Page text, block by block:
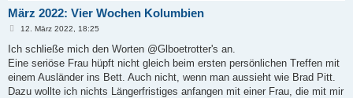
März 2022: Vier Wochen Kolumbien
B
i
r
a
12. März 2022, 18:25
Ich schließe mich den Worten @Glboetrotter's an.
Eine seriöse Frau hüpft nicht gleich beim ersten persönlichen Treffen mit
einem Ausländer ins Bett. Auch nicht, wenn man aussieht wie Brad Pitt.
Dazu wollte ich nichts Längerfristiges anfangen mit einer Frau, die mit mir